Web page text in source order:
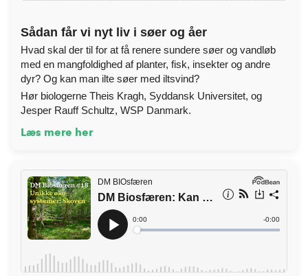
Sådan får vi nyt liv i søer og åer
Hvad skal der til for at få renere sundere søer og vandløb
med en mangfoldighed af planter, fisk, insekter og andre
dyr? Og kan man ilte søer med iltsvind?
Hør biologerne Theis Kragh, Syddansk Universitet, og
Jesper Rauff Schultz, WSP Danmark.
Læs mere her